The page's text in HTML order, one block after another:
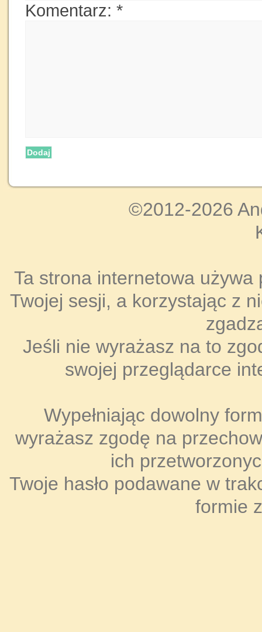
Komentarz: *
Dodaj
©2012-2026
Ta strona internetowa
Twojej sesji, a korzystając z
Jeśli nie wyrażasz na to
swojej przeglądarce
Wypełniając dowolny
wyrażasz zgodę na
ich
Twoje hasło podawane w
formie